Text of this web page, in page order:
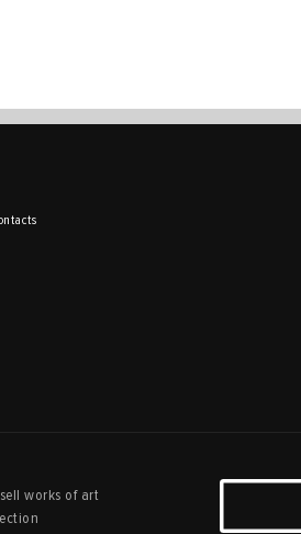
works of art